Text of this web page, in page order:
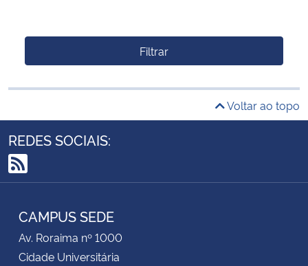
Filtrar
Voltar ao topo
REDES SOCIAIS:
RSS
CAMPUS SEDE
Av. Roraima nº 1000
Cidade Universitária